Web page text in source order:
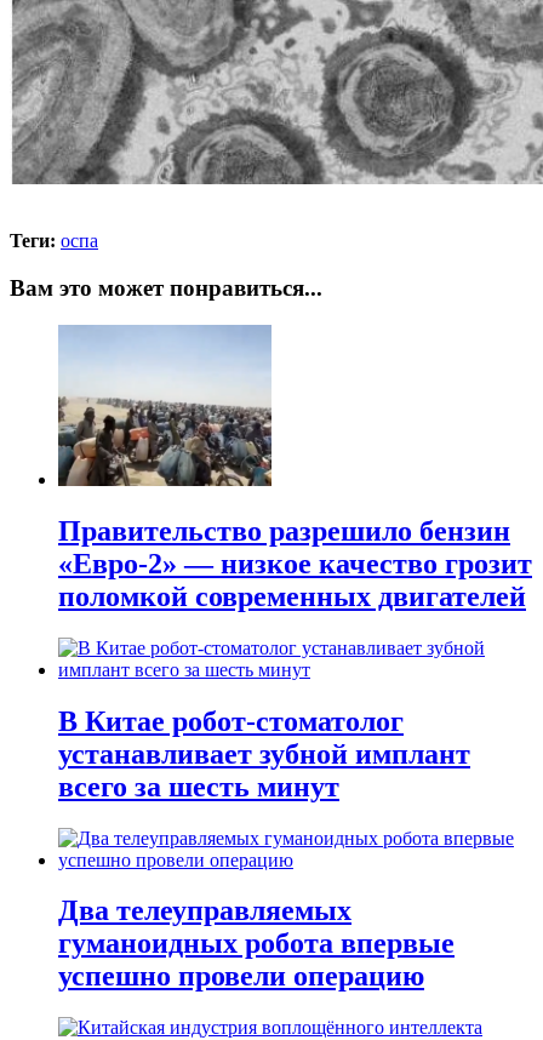
Теги: оспа
Вам это может понравиться...
Правительство разрешило бензин
«Евро-2» — низкое качество грозит
поломкой современных двигателей
В Китае робот-стоматолог
устанавливает зубной имплант
всего за шесть минут
Два телеуправляемых
гуманоидных робота впервые
успешно провели операцию